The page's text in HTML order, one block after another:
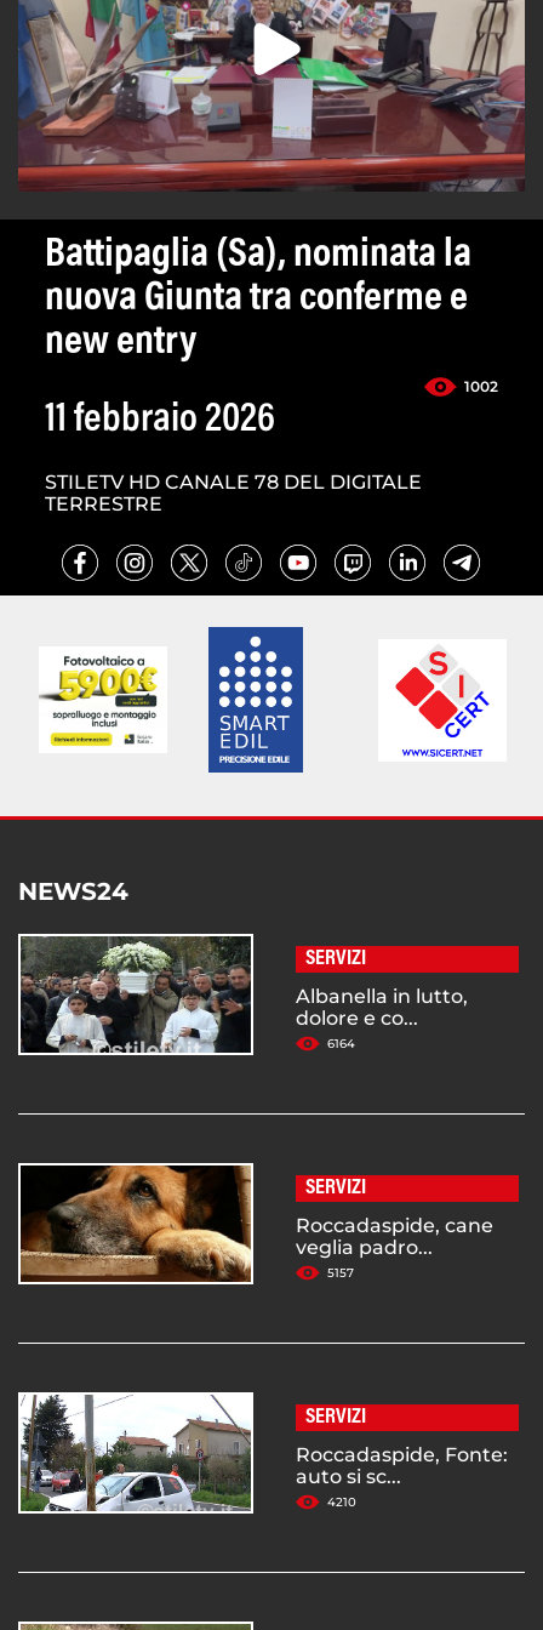
Battipaglia (Sa), nominata la
nuova Giunta tra conferme e
new entry
1002
11 febbraio 2026
STILETV HD CANALE 78 DEL DIGITALE
TERRESTRE
NEWS24
SERVIZI
Albanella in lutto,
dolore e co...
6164
SERVIZI
Roccadaspide, cane
veglia padro...
5157
SERVIZI
Roccadaspide, Fonte:
auto si sc...
4210